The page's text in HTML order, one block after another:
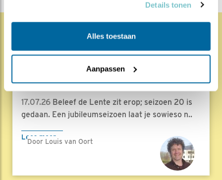
Details tonen
Alles toestaan
Aanpassen
Herleef de Lente: de vele
hoog..
17.07.26 Beleef de Lente zit erop; seizoen 20 is
gedaan. Een jubileumseizoen laat je sowieso n..
Lees meer
Door Louis van Oort